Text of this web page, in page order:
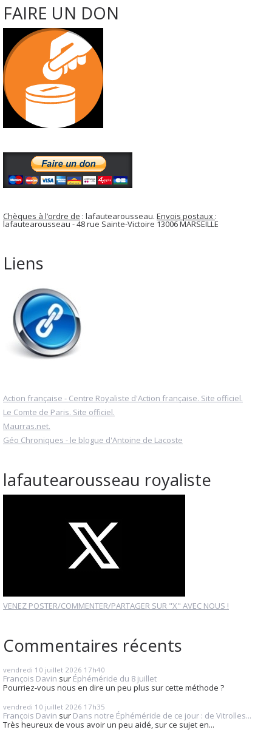
FAIRE UN DON
Chèques à l’ordre de : lafautearousseau. Envois postaux :
lafautearousseau - 48 rue Sainte-Victoire 13006 MARSEILLE
Liens
Action française - Centre Royaliste d'Action française. Site officiel.
Le Comte de Paris. Site officiel.
Maurras.net.
Géo Chroniques - le blogue d'Antoine de Lacoste
lafautearousseau royaliste
VENEZ POSTER/COMMENTER/PARTAGER SUR "X" AVEC NOUS !
Commentaires récents
vendredi 10 juillet 2026 17h40
François Davin sur Éphéméride du 8 juillet
Pourriez-vous nous en dire un peu plus sur cette méthode ?
vendredi 10 juillet 2026 17h35
François Davin sur Dans notre Éphéméride de ce jour : de Vitrolles...
Très heureux de vous avoir un peu aidé, sur ce sujet en...